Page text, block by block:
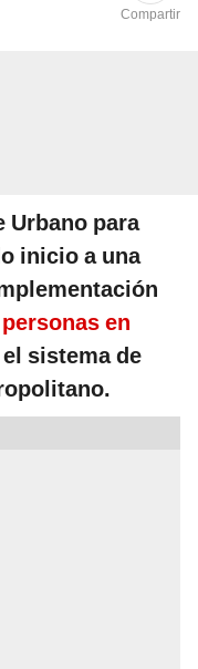
Compartir
Urbano para
inicio a una
en
el sistema de